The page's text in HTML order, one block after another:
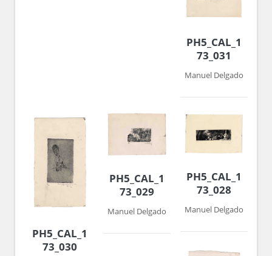
PH5_CAL_1972-
73_031
Manuel Delgado
PH5_CAL_1972-
73_030
PH5_CAL_1972-
73_029
Manuel Delgado
PH5_CAL_1972-
73_028
Manuel Delgado